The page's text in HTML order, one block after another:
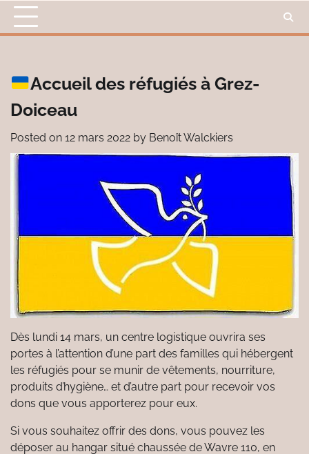
Skip
content
Accueil des réfugiés à Grez-
Doiceau
Posted on 12 mars 2022 by Benoît Walckiers
Dès lundi 14 mars, un centre logistique ouvrira ses
portes à l’attention d’une part des familles qui hébergent
les réfugiés pour se munir de vêtements, nourriture,
produits d’hygiène… et d’autre part pour recevoir vos
dons que vous apporterez pour eux.
Si vous souhaitez offrir des dons, vous pouvez les
déposer au hangar situé chaussée de Wavre 110, en